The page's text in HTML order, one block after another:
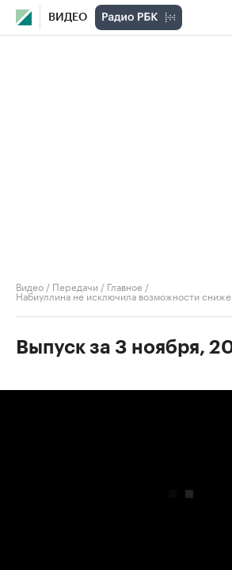
ВИДЕО
Видео / Передачи / Главное /
Набиуллина не исключила возможности
Выпуск за 3 ноября,